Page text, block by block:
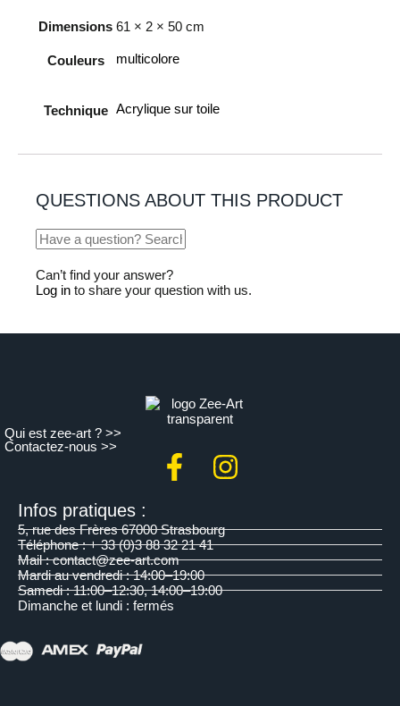
Dimensions 61 × 2 × 50 cm
Couleurs multicolore
Technique Acrylique sur toile
QUESTIONS ABOUT THIS PRODUCT
Can’t find your answer?
Log in to share your question with us.
Qui est zee-art ? >>
Contactez-nous >>
Infos pratiques :
5, rue des Frères 67000 Strasbourg
Téléphone : + 33 (0)3 88 32 21 41
Mail : contact@zee-art.com
Mardi au vendredi : 14:00–19:00
Samedi : 11:00–12:30, 14:00–19:00
Dimanche et lundi : fermés